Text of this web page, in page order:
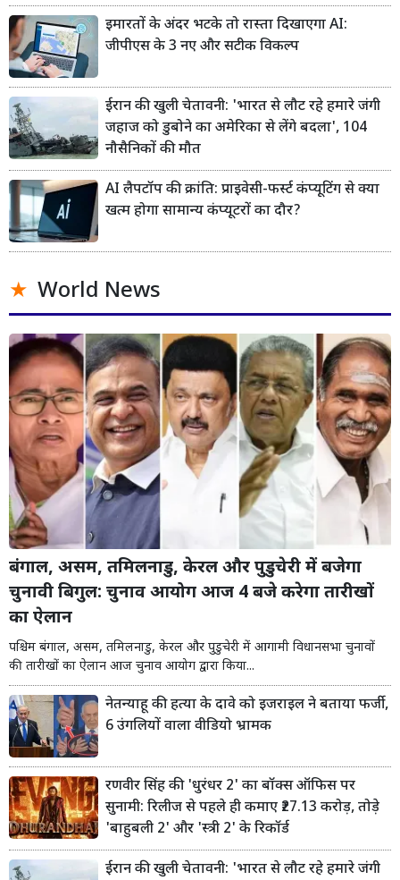
इमारतों के अंदर भटके तो रास्ता दिखाएगा AI:
जीपीएस के 3 नए और सटीक विकल्प
ईरान की खुली चेतावनी: 'भारत से लौट रहे हमारे जंगी
जहाज को डुबोने का अमेरिका से लेंगे बदला', 104
नौसैनिकों की मौत
AI लैपटॉप की क्रांति: प्राइवेसी-फर्स्ट कंप्यूटिंग से क्या
खत्म होगा सामान्य कंप्यूटरों का दौर?
World News
बंगाल, असम, तमिलनाडु, केरल और पुडुचेरी में बजेगा
चुनावी बिगुल: चुनाव आयोग आज 4 बजे करेगा तारीखों
का ऐलान
पश्चिम बंगाल, असम, तमिलनाडु, केरल और पुडुचेरी में आगामी विधानसभा चुनावों
की तारीखों का ऐलान आज चुनाव आयोग द्वारा किया...
नेतन्याहू की हत्या के दावे को इजराइल ने बताया फर्जी,
6 उंगलियों वाला वीडियो भ्रामक
रणवीर सिंह की 'धुरंधर 2' का बॉक्स ऑफिस पर
सुनामी: रिलीज से पहले ही कमाए ₹27.13 करोड़, तोड़े
'बाहुबली 2' और 'स्त्री 2' के रिकॉर्ड
ईरान की खुली चेतावनी: 'भारत से लौट रहे हमारे जंगी